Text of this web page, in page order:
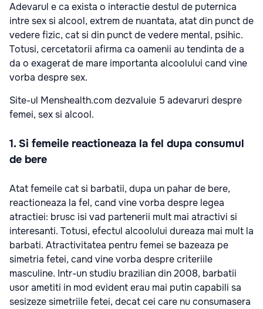
Adevarul e ca exista o interactie destul de puternica
intre sex si alcool, extrem de nuantata, atat din punct de
vedere fizic, cat si din punct de vedere mental, psihic.
Totusi, cercetatorii afirma ca oamenii au tendinta de a
da o exagerat de mare importanta alcoolului cand vine
vorba despre sex.
Site-ul Menshealth.com dezvaluie 5 adevaruri despre
femei, sex si alcool.
1. Si femeile reactioneaza la fel dupa consumul
de bere
Atat femeile cat si barbatii, dupa un pahar de bere,
reactioneaza la fel, cand vine vorba despre legea
atractiei: brusc isi vad partenerii mult mai atractivi si
interesanti. Totusi, efectul alcoolului dureaza mai mult la
barbati. Atractivitatea pentru femei se bazeaza pe
simetria fetei, cand vine vorba despre criteriile
masculine. Intr-un studiu brazilian din 2008, barbatii
usor ametiti in mod evident erau mai putin capabili sa
sesizeze simetriile fetei, decat cei care nu consumasera